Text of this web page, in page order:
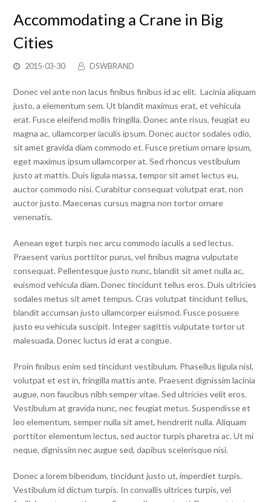
Accommodating a Crane in Big
Cities
2015-03-30 DSWBRAND
Donec vel ante non lacus finibus finibus id ac elit. Lacinia aliquam
justo, a elementum sem. Ut blandit maximus erat, et vehicula
erat. Fusce eleifend mollis fringilla. Donec ante risus, feugiat eu
magna ac, ullamcorper iaculis ipsum. Donec auctor sodales odio,
sit amet gravida diam commodo et. Fusce pretium ornare ipsum,
eget maximus ipsum ullamcorper at. Sed rhoncus vestibulum
justo at mattis. Duis ligula massa, tempor sit amet lectus eu,
auctor commodo nisi. Curabitur consequat volutpat erat, non
auctor justo. Maecenas cursus magna non tortor ornare
venenatis.
Aenean eget turpis nec arcu commodo iaculis a sed lectus.
Praesent varius porttitor purus, vel finibus magna vulputate
consequat. Pellentesque justo nunc, blandit sit amet nulla ac,
euismod vehicula diam. Donec tincidunt tellus eros. Duis ultricies
sodales metus sit amet tempus. Cras volutpat tincidunt tellus,
blandit accumsan justo ullamcorper euismod. Fusce posuere
justo eu vehicula suscipit. Integer sagittis vulputate tortor ut
malesuada. Donec luctus id erat a congue.
Proin finibus enim sed tincidunt vestibulum. Phasellus ligula nisl,
volutpat et est in, fringilla mattis ante. Praesent dignissim lacinia
augue, non faucibus nibh semper vitae. Sed ultricies velit eros.
Vestibulum at gravida nunc, nec feugiat metus. Suspendisse et
leo elementum, semper nulla sit amet, hendrerit nulla. Aliquam
porttitor elementum lectus, sed auctor turpis pharetra ac. Ut mi
neque, dignissim nec augue sed, dapibus scelerisque nisi.
Donec a lorem bibendum, tincidunt justo ut, imperdiet turpis.
Vestibulum id dictum turpis. In convallis ultrices turpis, vel